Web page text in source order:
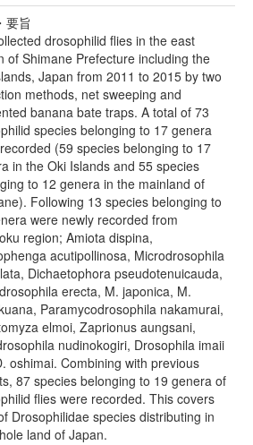
要旨
drosophilid flies in the east
of Shimane Prefecture including the
Japan from 2011 to 2015 by two
methods, net sweeping and
banana bate traps. A total of 73
species belonging to 17 genera
(59 species belonging to 17
in the Oki Islands and 55 species
to 12 genera in the mainland of
Following 13 species belonging to
were newly recorded from
region; Amiota dispina,
acutipollinosa, Microdrosophila
Dichaetophora pseudotenuicauda,
erecta, M. japonica, M.
Paramycodrosophila nakamurai,
elmoi, Zaprionus aungsani,
nudinokogiri, Drosophila imaii
oshimai. Combining with previous
87 species belonging to 19 genera of
flies were recorded. This covers
Drosophilidae species distributing in
land of Japan.